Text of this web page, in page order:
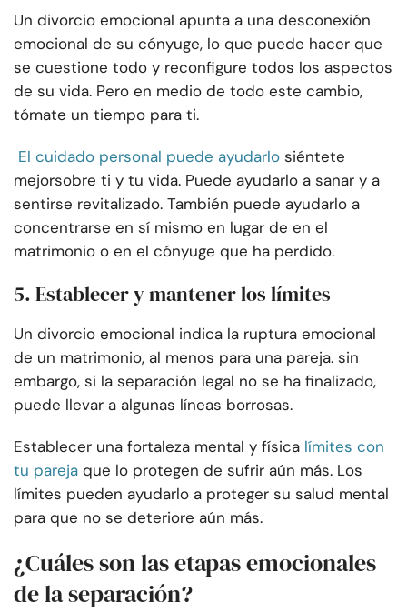
Un divorcio emocional apunta a una desconexión
emocional de su cónyuge, lo que puede hacer que
se cuestione todo y reconfigure todos los aspectos
de su vida. Pero en medio de todo este cambio,
tómate un tiempo para ti.
El cuidado personal puede ayudarlo siéntete
mejorsobre ti y tu vida. Puede ayudarlo a sanar y a
sentirse revitalizado. También puede ayudarlo a
concentrarse en sí mismo en lugar de en el
matrimonio o en el cónyuge que ha perdido.
5. Establecer y mantener los límites
Un divorcio emocional indica la ruptura emocional
de un matrimonio, al menos para una pareja. sin
embargo, si la separación legal no se ha finalizado,
puede llevar a algunas líneas borrosas.
Establecer una fortaleza mental y física límites con
tu pareja que lo protegen de sufrir aún más. Los
límites pueden ayudarlo a proteger su salud mental
para que no se deteriore aún más.
¿Cuáles son las etapas emocionales
de la separación?